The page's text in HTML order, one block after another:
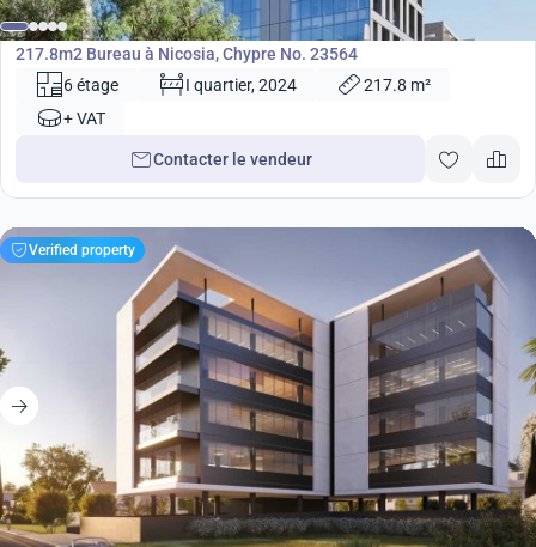
Bureau
217.8m2 Bureau à Nicosia, Chypre No. 23564
6 étage
I quartier, 2024
217.8 m²
+ VAT
Contacter le vendeur
Verified property
€2 988 000